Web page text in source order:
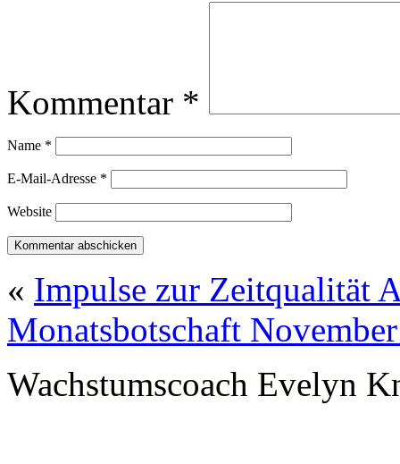
Kommentar *
Name *
E-Mail-Adresse *
Website
« Impulse zur Zeitqualität
Monatsbotschaft
Wachstumscoach Evelyn